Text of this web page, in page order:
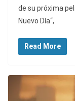
de su próxima
Nuevo Día“,
Read More